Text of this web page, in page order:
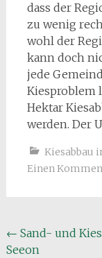
dass der
zu wenig
wohl der
kann doch
jede
Kiesproblem
Hektar
werden. Der
Kiesabbau
Einen
← Sand- und
Seeon